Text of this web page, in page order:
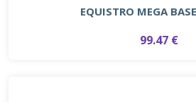
EQUISTRO MEGA
99.47 €